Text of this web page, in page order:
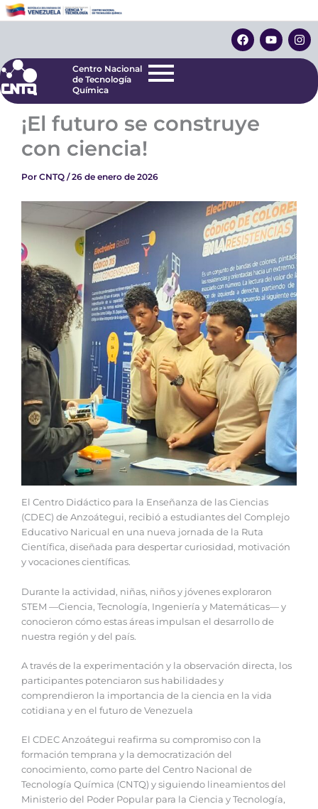
al
F
a
c
o
Y
o
u
e
I
n
s
r
Centro Nacional
de Tecnología
Centro Nacional
de Tecnología
Química
¡El futuro se construye
con ciencia!
Por CNTQ /26 de enero de 2026
El Centro Didáctico para la Enseñanza de las Ciencias
(CDEC) de Anzoátegui, recibió a estudiantes del Complejo
Educativo Naricual en una nueva jornada de la Ruta
Científica, diseñada para despertar curiosidad, motivación
y vocaciones científicas.
Durante la actividad, niñas, niños y jóvenes exploraron
STEM —Ciencia, Tecnología, Ingeniería y Matemáticas— y
conocieron cómo estas áreas impulsan el desarrollo de
nuestra región y del país.
A través de la experimentación y la observación directa, los
participantes potenciaron sus habilidades y
comprendieron la importancia de la ciencia en la vida
cotidiana y en el futuro de Venezuela
El CDEC Anzoátegui reafirma su compromiso con la
formación temprana y la democratización del
conocimiento, como parte del Centro Nacional de
Tecnología Química (CNTQ) y siguiendo lineamientos del
Ministerio del Poder Popular para la Ciencia y Tecnología,